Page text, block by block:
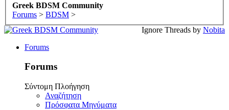
Greek BDSM Community
Forums > BDSM >
Ignore Threads by Nobita
Forums
Forums
Σύντομη Πλοήγηση
Αναζήτηση
Πρόσφατα Μηνύματα